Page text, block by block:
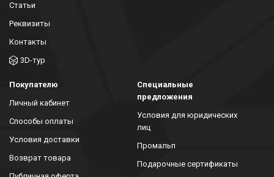
Статьи
Реквизиты
Контакты
3D-тур
Покупателю
Личный кабинет
Способы оплаты
Условия доставки
Возврат товара
Специальные
предложения
Условия для юридических
лиц
Промальп
Подарочные сертификаты